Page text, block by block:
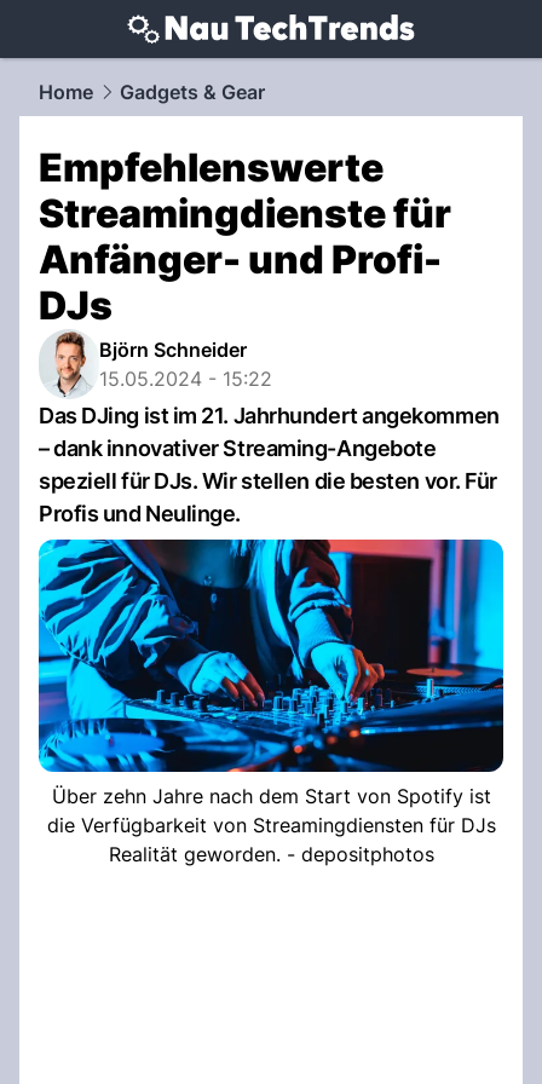
techtrends.NAU.ch
Home Gadgets & Gear
Empfehlenswerte
Streamingdienste für
Anfänger- und Profi-
DJs
Björn Schneider
15.05.2024 - 15:22
Das DJing ist im 21. Jahrhundert angekommen
– dank innovativer Streaming-Angebote
speziell für DJs. Wir stellen die besten vor. Für
Profis und Neulinge.
Über zehn Jahre nach dem Start von Spotify ist
die Verfügbarkeit von Streamingdiensten für DJs
Realität geworden. - depositphotos